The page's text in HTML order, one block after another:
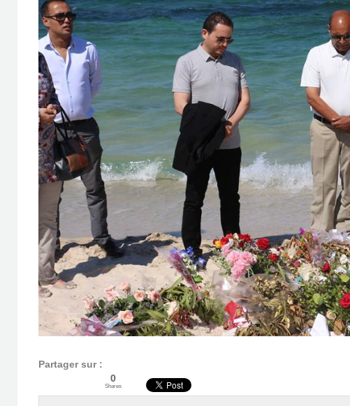
Partager sur :
0
Shares